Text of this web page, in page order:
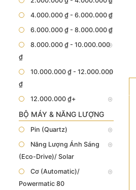
4.000.000 ₫ - 6.000.000 ₫
6.000.000 ₫ - 8.000.000 ₫
8.000.000 ₫ - 10.000.000
₫
10.000.000 ₫ - 12.000.000
₫
12.000.000 ₫+
BỘ MÁY & NĂNG LƯỢNG
Pin (Quartz)
Năng Lượng Ánh Sáng
(Eco-Drive)/ Solar
Cơ (Automatic)/
Powermatic 80